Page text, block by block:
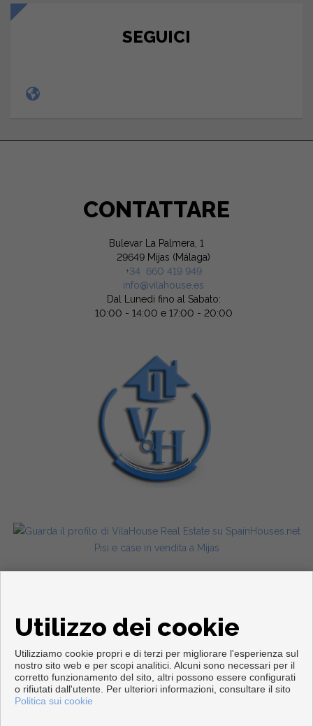
SEGUICI
CONTATTARE
Bulevar La Palmera, 1
29649 Mijas (Málaga)
+34 660 419 949
info@vilahouse.es
Dal Lunedi fino al Sabato:
10:00 - 14:00 e 17:00 - 20:00
Pisi e case in vendita a Mijas
Copyright © 2026. Tutte le diritti riservate.
Info legali|Protezione dei dati politica
Utilizzo dei cookie
Utilizziamo cookie propri e di terzi per migliorare l'esperienza sul
nostro sito web e per scopi analitici. Alcuni sono necessari per il
corretto funzionamento del sito, altri possono essere configurati
o rifiutati dall'utente. Per ulteriori informazioni, consultare il sito
Politica sui cookie